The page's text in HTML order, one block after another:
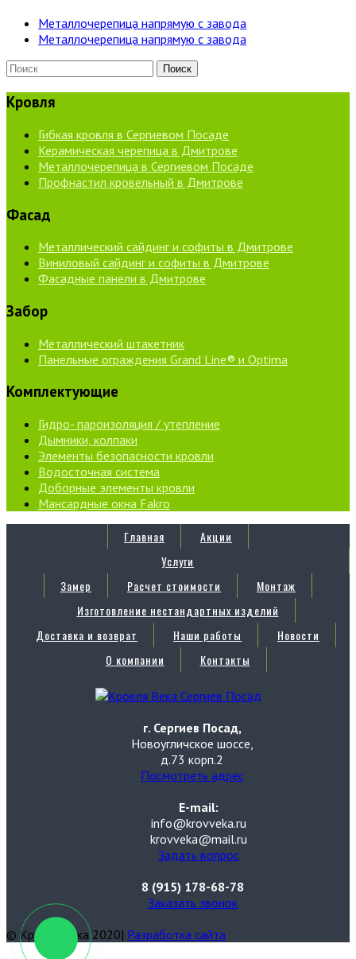
Металлочерепица напрямую с завода
Металлочерепица напрямую с завода
Кровля
Гибкая кровля в Сергиевом Посаде
Керамическая черепица в Дмитрове
Металлочерепица в Сергиевом Посаде
Профнастил кровельный в Дмитрове
Фасад
Металлический сайдинг и софиты в Дмитрове
Виниловый сайдинг и софиты в Дмитрове
Фасадные панели в Дмитрове
Забор
Металлический штакетник
Панельные ограждения Grand Line® и Optima
Комплектующие
Гидро- пароизоляция / утепление
Дымники, колпаки
Элементы безопасности кровли
Водосточная система
Доборные элементы кровли
Мансардные окна Fakro
Главная
Акции
Услуги
Замер
Расчет стоимости
Монтаж
Изготовление нестандартных изделий
Доставка и возврат
Наши работы
Новости
О компании
Контакты
г. Сергиев Посад,
Новоугличское шоссе,
д.73 корп.2
Посмотреть адрес
E-mail:
info@krovveka.ru
krovveka@mail.ru
Задать вопрос
8 (915) 178-68-78
Заказать звонок
© Кровля Века 2020| Разработка сайта